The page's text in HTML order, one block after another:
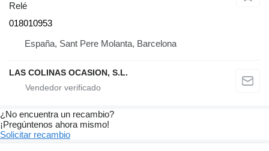
Relé
018010953
España, Sant Pere Molanta, Barcelona
LAS COLINAS OCASION, S.L.
¿No encuentra un recambio?
¡Pregúntenos ahora mismo!
Solicitar recambio